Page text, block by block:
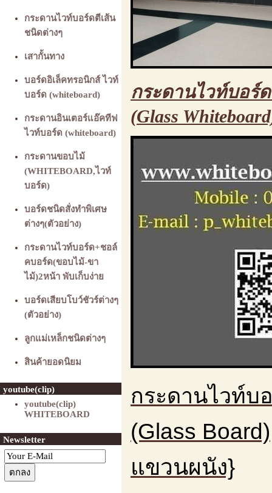
กระดานไวท์บอร์ดตีเส้น
ชนิดต่างๆ
เสากั้นทาง
บอร์ดอิเล็คทรอนิกส์ ไวท์
บอร์ด (whiteboard)
กระดานอินเตอร์แอ๊คทีฟ
ไวท์บอร์ด (whiteboard)
กระดานขอบไม้
(WHITEBOARD,ไวท์
บอร์ด)
บอร์ดชนิดสั่งทำพิเศษ
ต่างๆ(ตัวอย่าง)
กระดานไวท์บอร์ด+ชอล์
คบอร์ด(ขอบไม้-ขา
ไม้)2หน้า พับเก็บง่าย
บอร์ดเสียบโบว์ชัวร์ต่างๆ
(ตัวอย่าง)
ลูกแม่เหล็กชนิดต่างๆ
สินค้ายอดนิยม
youtube(clip)
youtube(clip)
WHITEBOARD
Newsletter
กระดานไวท์บอร์
(Glass
กระดานไวท์บ
(Glass
แขวนผนัง}